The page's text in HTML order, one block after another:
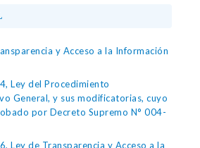
y Acceso a la Información
Ley del Procedimiento
General, y sus modificatorias, cuyo
por Decreto Supremo N° 004-
Ley de Transparencia y Acceso a la